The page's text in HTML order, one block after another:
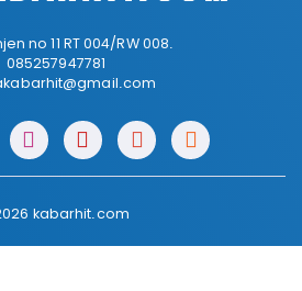
no 11 RT 004/RW 008.
085257947781
kabarhit.com